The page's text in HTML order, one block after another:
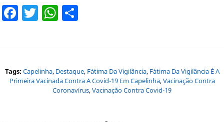
Facebook
TwitterWhatsApp
Tags:Capelinha, Destaque, Fátima Da Vigilância, Fátima Da Vigilância É A
Primeira Vacinada Contra A Covid-19 Em Capelinha,Vacinação Contra
Coronavírus,Vacinação Contra Covid-19